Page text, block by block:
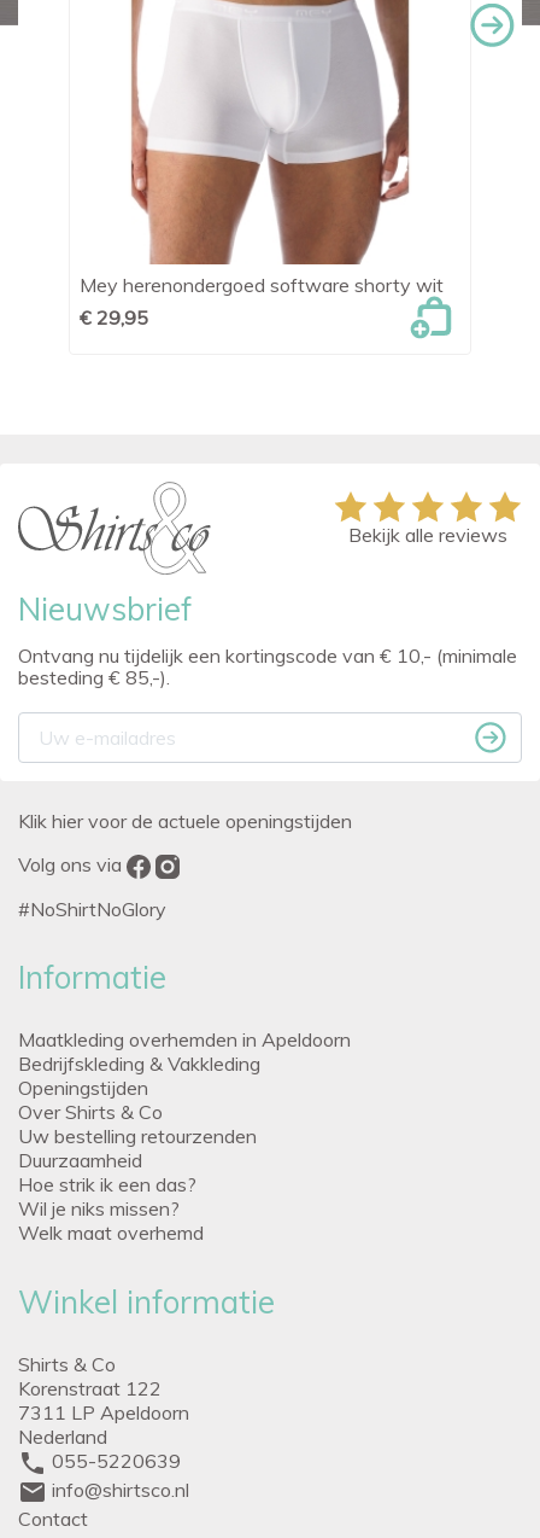
Mey herenondergoed software shorty wit
€ 29,95
Nieuwsbrief
Ontvang nu tijdelijk een kortingscode van € 10,- (minimale
besteding € 85,-).
Bekijk alle reviews
Klik hier voor de actuele openingstijden
Volg ons via
#NoShirtNoGlory
Informatie
Maatkleding overhemden in Apeldoorn
Bedrijfskleding & Vakkleding
Openingstijden
Over Shirts & Co
Uw bestelling retourzenden
Duurzaamheid
Hoe strik ik een das?
Wil je niks missen?
Welk maat overhemd
Winkel informatie
Shirts & Co
Korenstraat 122
7311 LP Apeldoorn
Nederland
phone 055-5220639
mail info@shirtsco.nl
Contact